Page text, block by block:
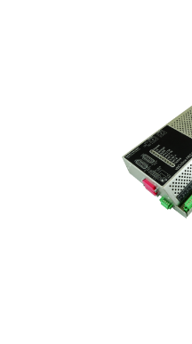
Atıksu Numune Alma Cihazları